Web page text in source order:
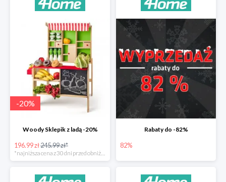
-20%
Woody Sklepik z ladą -20%
196.99 zł245.99 zł*
*najniższa cena z 30 dni przed obniżką
Rabaty do -82%
82%